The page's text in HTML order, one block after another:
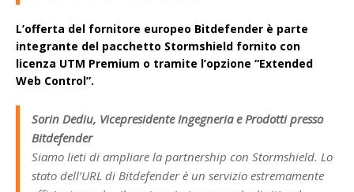
L’offerta del fornitore europeo Bitdefender è parte
integrante del pacchetto Stormshield fornito con
licenza UTM Premium o tramite l’opzione “Extended
Web Control”.
Sorin Dediu, Vicepresidente Ingegneria e Prodotti presso
Bitdefender
Siamo lieti di ampliare la partnership con Stormshield. Lo
stato dell’URL di Bitdefender è un servizio estremamente